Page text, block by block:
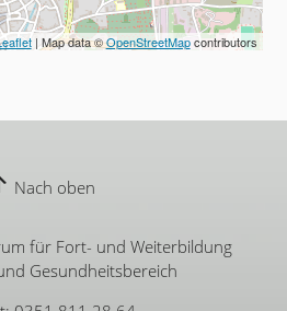
| Map data ©OpenStreetMapcontributors
Nach oben
für Fort- und Weiterbildung
Gesundheitsbereich